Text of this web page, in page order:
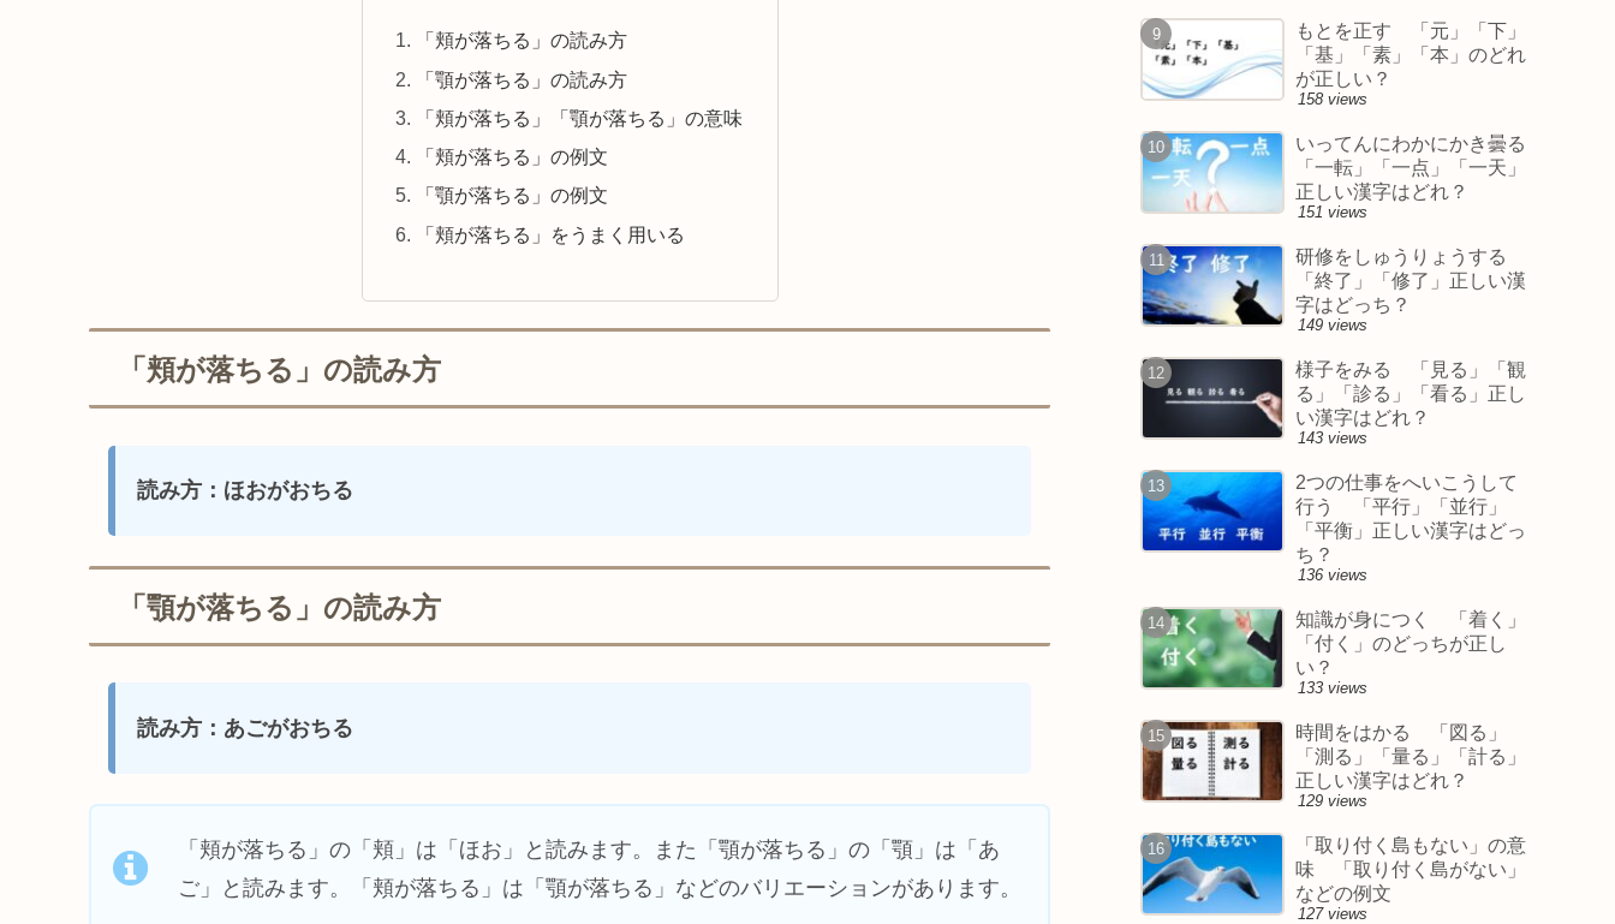
「頬が落ちる」の読み方
「顎が落ちる」の読み方
「頬が落ちる」「顎が落ちる」の意味
「頬が落ちる」の例文
「顎が落ちる」の例文
「頬が落ちる」をうまく用いる
「頬が落ちる」の読み方
読み方：ほおがおちる
「顎が落ちる」の読み方
読み方：あごがおちる
「頬が落ちる」の「頬」は「ほお」と読みます。また「顎が落ちる」の「顎」は「あ
ご」と読みます。「頬が落ちる」は「顎が落ちる」などのバリエーションがあります。
もとを正す 「元」「下」
「基」「素」「本」のどれ
が正しい？
158 views
いってんにわかにかき曇る
「一転」「一点」「一天」
正しい漢字はどれ？
151 views
研修をしゅうりょうする
「終了」「修了」正しい漢
字はどっち？
149 views
様子をみる 「見る」「観
る」「診る」「看る」正し
い漢字はどれ？
143 views
2つの仕事をへいこうして
行う 「平行」「並行」
「平衡」正しい漢字はどっ
ち？
136 views
知識が身につく 「着く」
「付く」のどっちが正し
い？
133 views
時間をはかる 「図る」
「測る」「量る」「計る」
正しい漢字はどれ？
129 views
「取り付く島もない」の意
味 「取り付く島がない」
などの例文
127 views